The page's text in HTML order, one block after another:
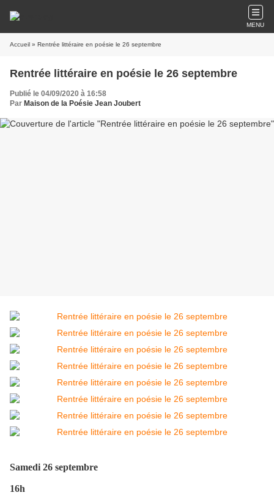
MENU
Accueil » Rentrée littéraire en poésie le 26 septembre
Rentrée littéraire en poésie le 26 septembre
Publié le 04/09/2020 à 16:58
Par Maison de la Poésie Jean Joubert
Samedi 26 septembre
16h